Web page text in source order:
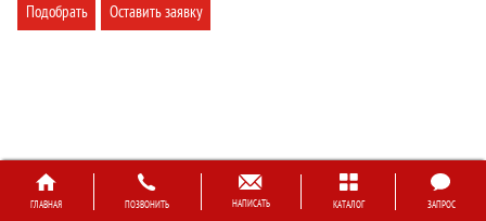
Подобрать Оставить заявку
ГЛАВНАЯ ПОЗВОНИТЬ НАПИСАТЬ КАТАЛОГ ЗАПРОС